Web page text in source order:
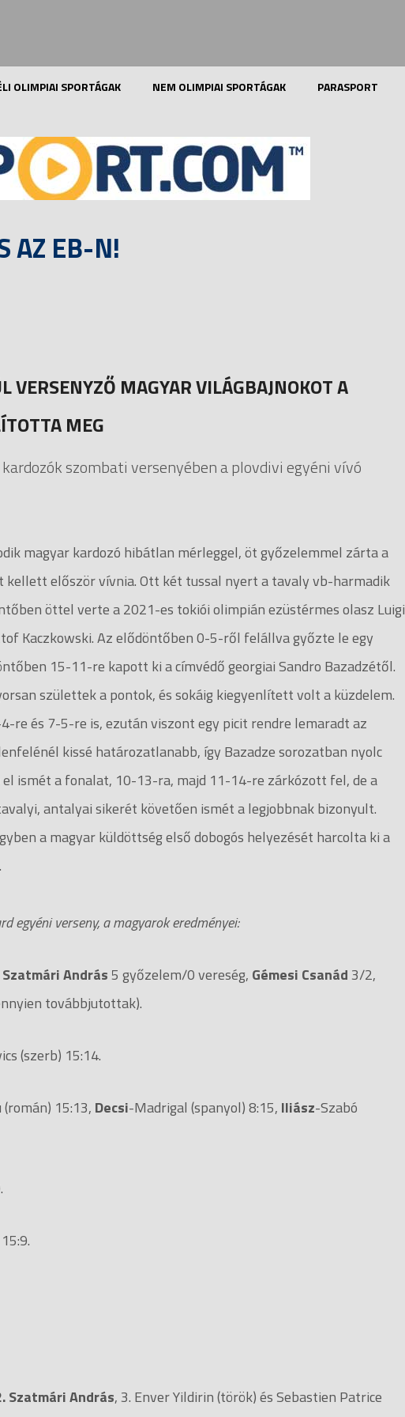
OLIMPIAI SPORTÁGAK NEM OLIMPIAI SPORTÁGAK PARASPORT
AZ EB-N!
VERSENYZŐ MAGYAR VILÁGBAJNOKOT A
MEG
szombati versenyében a plovdivi egyéni vívó
magyar kardozó hibátlan mérleggel, öt győzelemmel zárta a
először vívnia. Ott két tussal nyert a tavaly vb-harmadik
öttel verte a 2021-es tokiói olimpián ezüstérmes olasz Luigi
Kaczkowski. Az elődöntőben 0-5-ről felállva győzte le egy
15-11-re kapott ki a címvédő georgiai Sandro Bazadzétől.
születtek a pontok, és sokáig kiegyenlített volt a küzdelem.
és 7-5-re is, ezután viszont egy picit rendre lemaradt az
kissé határozatlanabb, így Bazadze sorozatban nyolc
ismét a fonalat, 10-13-ra, majd 11-14-re zárkózott fel, de a
antalyai sikerét követően ismét a legjobbnak bizonyult.
a magyar küldöttség első dobogós helyezését harcolta ki a
egyéni verseny, a magyarok eredményei:
Szatmári András5 győzelem/0 vereség, Gémesi Csanád 3/2,
továbbjutottak).
(szerb) 15:14.
(román) 15:13, Decsi-Madrigal (spanyol) 8:15, Iliász-Szabó
Szatmári András, 3. Enver Yildirin (török) és Sebastien Patrice